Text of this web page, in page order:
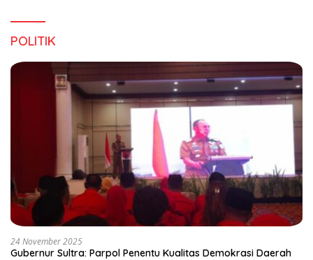
POLITIK
24 November 2025
Gubernur Sultra: Parpol Penentu Kualitas Demokrasi Daerah